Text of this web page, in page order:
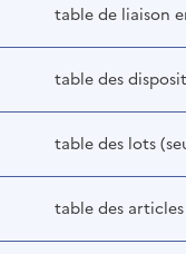
table de liaison
table des
table des lots
table des